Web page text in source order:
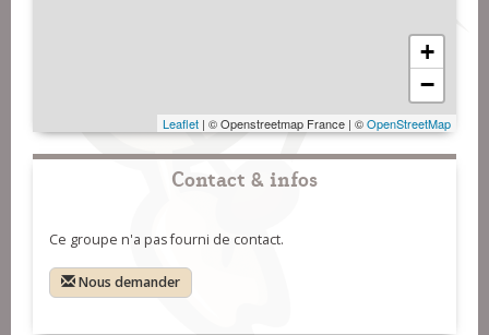
+
−
Leaflet | © Openstreetmap France | ©OpenStreetMap
Contact & infos
Ce groupe n'a pas fourni de contact.
Nous demander